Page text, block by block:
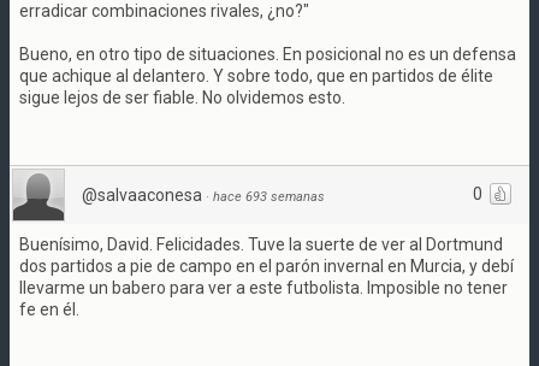
erradicar combinaciones rivales, ¿no?"
Bueno, en otro tipo de situaciones. En posicional no es un defensa
que achique al delantero. Y sobre todo, que en partidos de élite
sigue lejos de ser fiable. No olvidemos esto.
0
@salvaaconesa · hace 693 semanas
Buenísimo, David. Felicidades. Tuve la suerte de ver al Dortmund
dos partidos a pie de campo en el parón invernal en Murcia, y debí
llevarme un babero para ver a este futbolista. Imposible no tener
fe en él.